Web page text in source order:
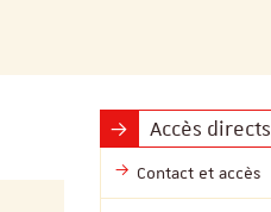
Accès directs
Contact et accès